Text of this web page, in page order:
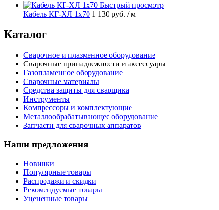
Быстрый просмотр
Кабель КГ-ХЛ 1х70 1 130 руб. / м
Каталог
Сварочное и плазменное оборудование
Сварочные принадлежности и аксессуары
Газопламенное оборудование
Сварочные материалы
Средства защиты для сварщика
Инструменты
Компрессоры и комплектующие
Металлообрабатывающее оборудование
Запчасти для сварочных аппаратов
Наши предложения
Новинки
Популярные товары
Распродажи и скидки
Рекомендуемые товары
Уцененные товары